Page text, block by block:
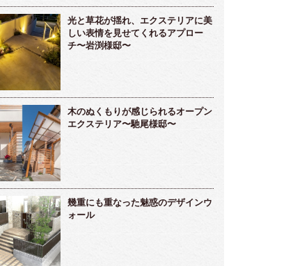
光と草花が揺れ、エクステリアに美
しい表情を見せてくれるアプロー
チ〜岩渕様邸〜
木のぬくもりが感じられるオープン
エクステリア〜馳尾様邸〜
幾重にも重なった魅惑のデザインウ
ォール